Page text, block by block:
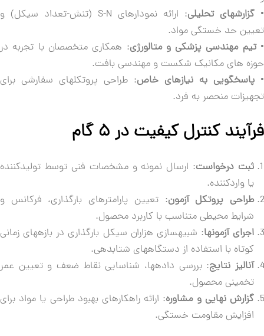
گزارشهای تحلیلی
: ارائه نمودارهای S-N (تنش-تعداد سیکل) و
حد خستگی مواد.
مهندسی پزشکی و متالورژی: همکاری متخصصان با تجربه در
های مکانیک شکست و مهندسی بافت.
پاسخگویی به نیازهای خاص: طراحی پروتکلهای سفارشی برای
منحصر به فرد.
کنترل کیفیت در ۵ گام
ثبت درخواست: ارسال نمونه و مشخصات فنی توسط تولیدکننده
یا واردکننده.
طراحی پروتکل آزمون: تعیین پارامترهای بارگذاری، فرکانس و
شرایط محیطی متناسب با کاربرد محصول.
اجرای آزمونها: شبیهسازی هزاران سیکل بارگذاری در بازههای زمانی
کوتاه با استفاده از دستگاههای شتابدهی.
آنالیز نتایج: بررسی دادهها، شناسایی نقاط ضعف و تعیین عمر
تخمینی محصول.
گزارش نهایی و مشاوره: ارائه راهکارهای بهبود طراحی یا مواد برای
افزایش مقاومت خستگی.